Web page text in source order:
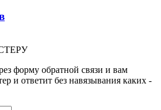
форму обратной связи и вам
и ответит без навязывания каких -